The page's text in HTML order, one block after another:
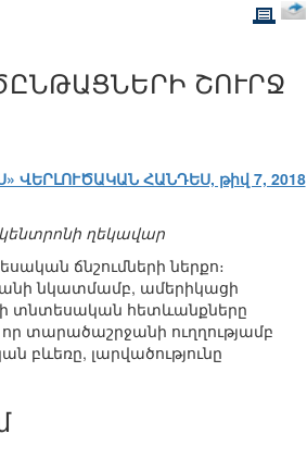
ՇՈՒՐՋ
ՎԵՐԼՈՒԾԱԿԱՆ ՀԱՆԴԵՍ, թիվ 7, 2018
ղեկավար
ճնշումների ներքո։
նկատմամբ, ամերիկացի
տնտեսական հետևանքները
տարածաշրջանի ուղղությամբ
բևեռը, լարվածությունը